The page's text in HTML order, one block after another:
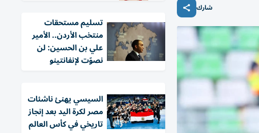
شارك
تسليم مستحقات
منتخب الأردن.. الأمير
علي بن الحسين: لن
نصوّت لإنفانتينو
السيسي يهنئ ناشئات
مصر لكرة اليد بعد إنجاز
تاريخي في كأس العالم